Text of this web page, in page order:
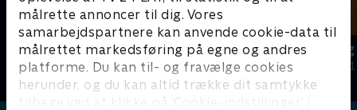
målrette annoncer til dig. Vores
samarbejdspartnere kan anvende cookie-data til
målrettet markedsføring på egne og andres
platforme. Du kan til- og fravælge cookies
herunder, og du kan altid trække dit samtykke
tilbage ved at klikke på ’Cookie-indstillinger’ i
Drugged i nattelivet
Dokumentar • 1 sæsoner
Ibiza dag
Dokumentar •